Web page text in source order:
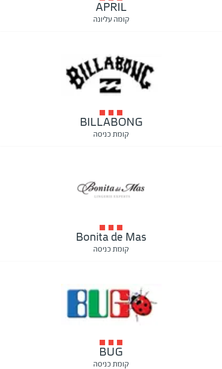
APRIL
קומה עליונה
BILLABONG
קומת כניסה
Bonita de Mas
קומת כניסה
BUG
קומת כניסה